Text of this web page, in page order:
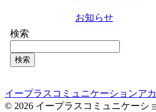
お知らせ
検索
検索
イープラスコミュニケーションア
© 2026 イープラスコミュニケーシ